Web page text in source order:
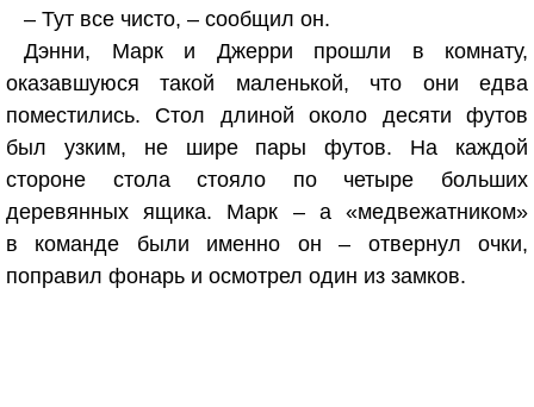
– Тут все чисто, – сообщил он.
Дэнни, Марк и Джерри прошли в комнату,
оказавшуюся такой маленькой, что они едва
поместились. Стол длиной около десяти футов
был узким, не шире пары футов. На каждой
стороне стола стояло по четыре больших
деревянных ящика. Марк – а «медвежатником»
в команде были именно он – отвернул очки,
поправил фонарь и осмотрел один из замков.